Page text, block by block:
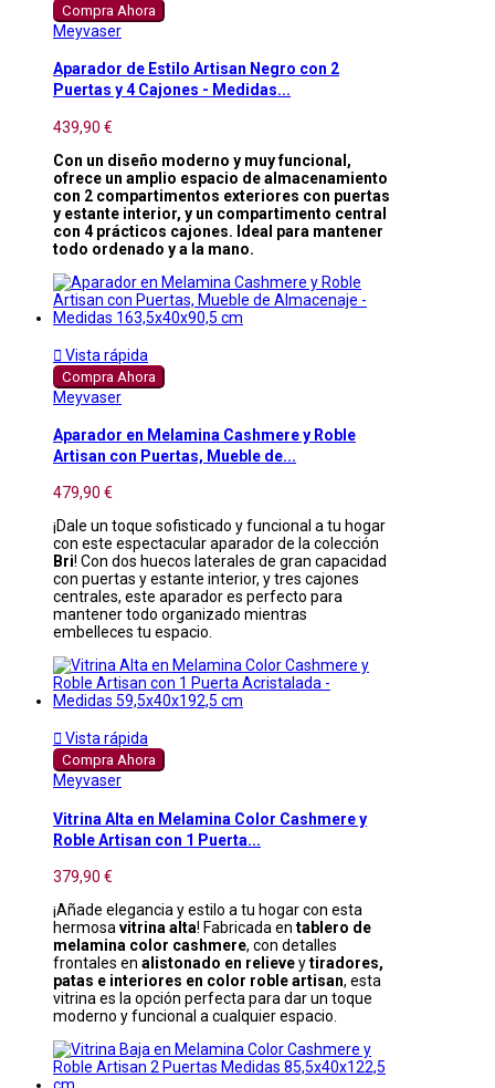
Compra Ahora
Meyvaser
Aparador de Estilo Artisan Negro con 2
Puertas y 4 Cajones - Medidas...
439,90 €
Con un diseño moderno y muy funcional,
ofrece un amplio espacio de almacenamiento
con 2 compartimentos exteriores con puertas
y estante interior, y un compartimento central
con 4 prácticos cajones. Ideal para mantener
todo ordenado y a la mano.
 Vista rápida
Compra Ahora
Meyvaser
Aparador en Melamina Cashmere y Roble
Artisan con Puertas, Mueble de...
479,90 €
¡Dale un toque sofisticado y funcional a tu hogar
con este espectacular aparador de la colección
Bri! Con dos huecos laterales de gran capacidad
con puertas y estante interior, y tres cajones
centrales, este aparador es perfecto para
mantener todo organizado mientras
embelleces tu espacio.
 Vista rápida
Compra Ahora
Meyvaser
Vitrina Alta en Melamina Color Cashmere y
Roble Artisan con 1 Puerta...
379,90 €
¡Añade elegancia y estilo a tu hogar con esta
hermosa vitrina alta! Fabricada en tablero de
melamina color cashmere, con detalles
frontales en alistonado en relieveytiradores,
patas e interiores en color roble artisan, esta
vitrina es la opción perfecta para dar un toque
moderno y funcional a cualquier espacio.